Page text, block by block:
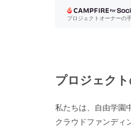
プロジェクトオーナーの
プロジェク
私たちは、自由学園
クラウドファンディ